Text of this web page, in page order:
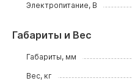
Электропитание, В
Габариты и Вес
Габариты, мм
Вес, кг